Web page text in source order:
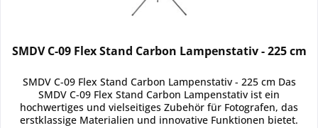
SMDV C-09 Flex Stand Carbon Lampenstativ - 225 cm
SMDV C-09 Flex Stand Carbon Lampenstativ - 225 cm Das
SMDV C-09 Flex Stand Carbon Lampenstativ ist ein
hochwertiges und vielseitiges Zubehör für Fotografen, das
erstklassige Materialien und innovative Funktionen bietet.